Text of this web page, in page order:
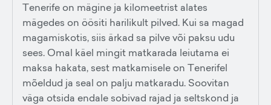
Tenerife on mägine ja kilomeetrist alates
mägedes on öösiti harilikult pilved. Kui sa magad
magamiskotis, siis ärkad sa pilve või paksu udu
sees. Omal käel mingit matkarada leiutama ei
maksa hakata, sest matkamisele on Tenerifel
mõeldud ja seal on palju matkaradu. Soovitan
väga otsida endale sobivad rajad ja seltskond ja